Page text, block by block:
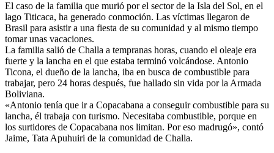
El caso de la familia que murió por el sector de la Isla del Sol, en el
lago Titicaca, ha generado conmoción. Las víctimas llegaron de
Brasil para asistir a una fiesta de su comunidad y al mismo tiempo
tomar unas vacaciones.
La familia salió de Challa a tempranas horas, cuando el oleaje era
fuerte y la lancha en el que estaba terminó volcándose. Antonio
Ticona, el dueño de la lancha, iba en busca de combustible para
trabajar, pero 24 horas después, fue hallado sin vida por la Armada
Boliviana.
«Antonio tenía que ir a Copacabana a conseguir combustible para su
lancha, él trabaja con turismo. Necesitaba combustible, porque en
los surtidores de Copacabana nos limitan. Por eso madrugó», contó
Jaime, Tata Apuhuiri de la comunidad de Challa.